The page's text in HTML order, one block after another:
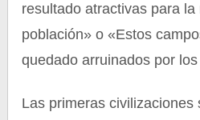
resultado atractivas para
población» o «Estos
quedado arruinados por
Las primeras civilizaciones